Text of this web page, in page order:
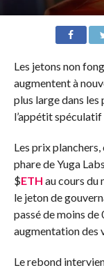
Les jetons non
augmentent à
plus large dans les
l’appétit
Les prix
phare de Yuga
$ETH au cours du
le jeton de
passé de moins
augmentation des
Le rebond